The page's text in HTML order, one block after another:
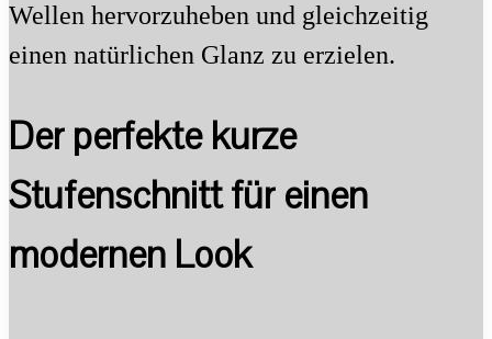
Wellen hervorzuheben und gleichzeitig
einen natürlichen Glanz zu erzielen.
Der perfekte kurze
Stufenschnitt für einen
modernen Look